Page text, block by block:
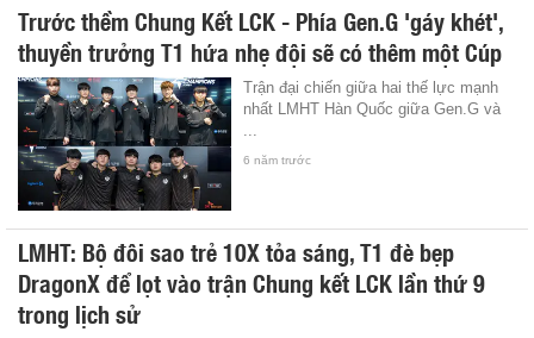
Trước thềm Chung Kết LCK - Phía Gen.G 'gáy khét',
thuyền trưởng T1 hứa nhẹ đội sẽ có thêm một Cúp
Trận đại chiến giữa hai thế lực mạnh
nhất LMHT Hàn Quốc giữa Gen.G và
6 năm trước
LMHT: Bộ đôi sao trẻ 10X tỏa sáng, T1 đè bẹp
DragonX để lọt vào trận Chung kết LCK lần thứ 9
trong lịch sử